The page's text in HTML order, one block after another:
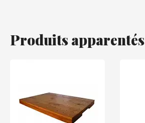
Produits apparentés